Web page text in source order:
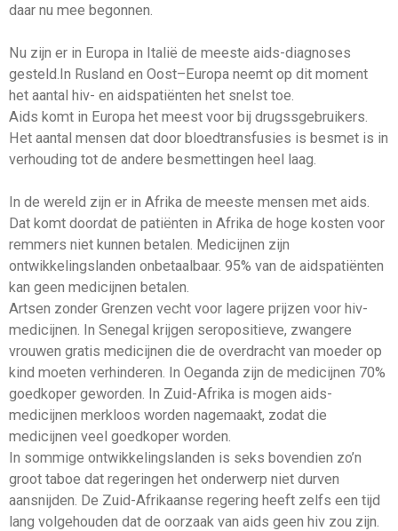
daar nu mee begonnen.
Nu zijn er in Europa in Italië de meeste aids-diagnoses
gesteld.In Rusland en Oost–Europa neemt op dit moment
het aantal hiv- en aidspatiënten het snelst toe.
Aids komt in Europa het meest voor bij drugssgebruikers.
Het aantal mensen dat door bloedtransfusies is besmet is in
verhouding tot de andere besmettingen heel laag.
In de wereld zijn er in Afrika de meeste mensen met aids.
Dat komt doordat de patiënten in Afrika de hoge kosten voor
remmers niet kunnen betalen. Medicijnen zijn
ontwikkelingslanden onbetaalbaar. 95% van de aidspatiënten
kan geen medicijnen betalen.
Artsen zonder Grenzen vecht voor lagere prijzen voor hiv-
medicijnen. In Senegal krijgen seropositieve, zwangere
vrouwen gratis medicijnen die de overdracht van moeder op
kind moeten verhinderen. In Oeganda zijn de medicijnen 70%
goedkoper geworden. In Zuid-Afrika is mogen aids-
medicijnen merkloos worden nagemaakt, zodat die
medicijnen veel goedkoper worden.
In sommige ontwikkelingslanden is seks bovendien zo’n
groot taboe dat regeringen het onderwerp niet durven
aansnijden. De Zuid-Afrikaanse regering heeft zelfs een tijd
lang volgehouden dat de oorzaak van aids geen hiv zou zijn.